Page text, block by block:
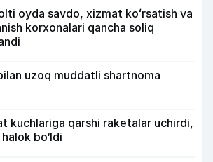
oyda savdo, xizmat koʻrsatish va
korxonalari qancha soliq
uzoq muddatli shartnoma
kuchlariga qarshi raketalar uchirdi,
bo‘ldi